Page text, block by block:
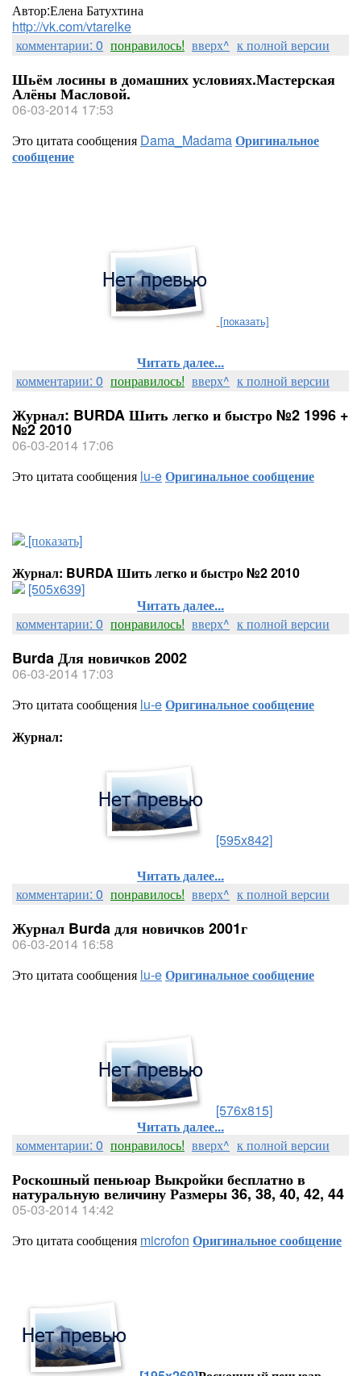
Автор:Елена Батухтина
http://vk.com/vtarelke
комментарии: 0 понравилось! вверх^ к полной версии
Шьём лосины в домашних условиях.Мастерская
Алёны Масловой.
06-03-2014 17:53
Это цитата сообщения Dama_MadamaОригинальное
сообщение
[показать]
Читать далее...
комментарии: 0 понравилось! вверх^ к полной версии
Журнал: BURDA Шить легко и быстро №2 1996 +
№2 2010
06-03-2014 17:06
Это цитата сообщения lu-eОригинальное сообщение
[показать]
Журнал: BURDA Шить легко и быстро №2 2010
[505x639]
Читать далее...
комментарии: 0 понравилось! вверх^ к полной версии
Burda Для новичков 2002
06-03-2014 17:03
Это цитата сообщения lu-eОригинальное сообщение
Журнал:
[595x842]
Читать далее...
комментарии: 0 понравилось! вверх^ к полной версии
Журнал Burda для новичков 2001г
06-03-2014 16:58
Это цитата сообщения lu-eОригинальное сообщение
[576x815]
Читать далее...
комментарии: 0 понравилось! вверх^ к полной версии
Роскошный пеньюар Выкройки бесплатно в
натуральную величину Размеры 36, 38, 40, 42, 44
05-03-2014 14:42
Это цитата сообщения microfon Оригинальное сообщение